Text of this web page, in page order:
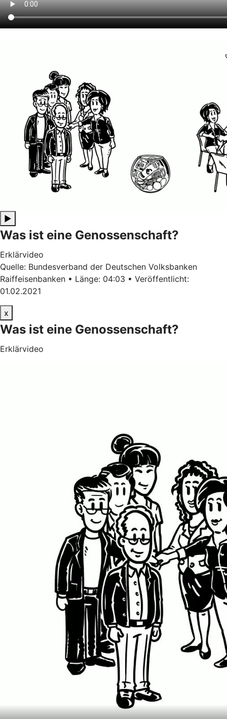
▶
Was ist eine Genossenschaft?
Erklärvideo
Quelle: Bundesverband der Deutschen Volksbanken
Raiffeisenbanken • Länge: 04:03 • Veröffentlicht:
01.02.2021
x
Was ist eine Genossenschaft?
Erklärvideo